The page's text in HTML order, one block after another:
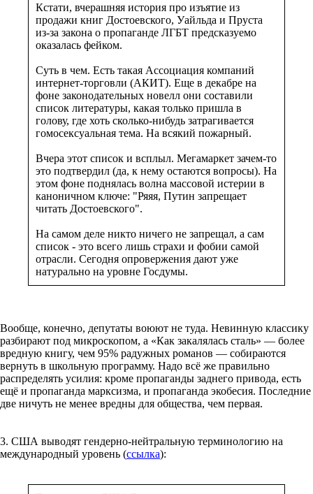
Кстати, вчерашняя история про изъятие из
продажи книг Достоевского, Уайльда и Пруста
из-за закона о пропаганде ЛГБТ предсказуемо
оказалась фейком.
Суть в чем. Есть такая Ассоциация компаний
интернет-торговли (АКИТ). Еще в декабре на
фоне законодательных новелл они составили
список литературы, какая только пришла в
голову, где хоть сколько-нибудь затрагивается
гомосексуальная тема. На всякий пожарный.
Вчера этот список и всплыл. Мегамаркет зачем-то
это подтвердил (да, к нему остаются вопросы). На
этом фоне поднялась волна массовой истерии в
каноничном ключе: "Ряяя, Путин запрещает
читать Достоевского".
На самом деле никто ничего не запрещал, а сам
список - это всего лишь страхи и фобии самой
отрасли. Сегодня опровержения дают уже
натурально на уровне Госдумы.
Вообще, конечно, депутаты воюют не туда. Невинную классику
разбирают под микроскопом, а «Как закалялась сталь» — более
вредную книгу, чем 95% радужных романов — собираются
вернуть в школьную программу. Надо всё же правильно
распределять усилия: кроме пропаганды заднего привода, есть
ещё и пропаганда марксизма, и пропаганда экобесия. Последние
две ничуть не менее вредны для общества, чем первая.
3. США выводят гендерно-нейтральную терминологию на
международный уровень (ссылка):